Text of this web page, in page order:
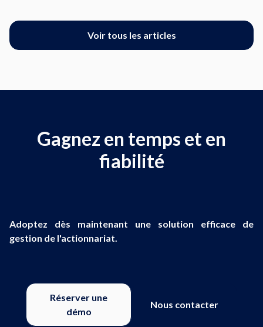
Voir tous les articles
Gagnez en temps et en
fiabilité
Adoptez dès maintenant une solution efficace de
gestion de l'actionnariat.
Réserver une
démo
Nous contacter